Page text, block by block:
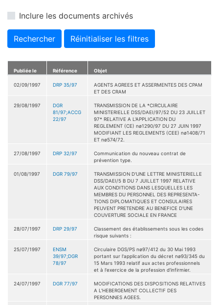
Inclure les documents archivés
Rechercher Réinitialiser les filtres
Publiée le Référence Objet
02/09/1997 DRP 35/97
AGENTS AGREES ET ASSERMENTES DES CPAM
ET DES CRAM
29/08/1997
DGR
81/97;ACCG
22/97
TRANSMISSION DE LA *CIRCULAIRE
MINISTERIELLE DSS/DAEI/97/52 DU 23 JUILLET
97* RELATIVE A L'APPLICATION DU
REGLEMENT (CE) nø1290/97 DU 27 JUIN 1997
MODIFIANT LES REGLEMENTS (CEE) nø1408/71
ET nø574/72.
27/08/1997 DRP 32/97
Communication du nouveau contrat de
prévention type.
01/08/1997 DGR 79/97
TRANSMISSION D'UNE LETTRE MINISTERIELLE
DSS/DAEI/5 B DU 7 JUILLET 1997 RELATIVE
AUX CONDITIONS DANS LESQUELLES LES
MEMBRES DU PERSONNEL DES REPRESENTA-
TIONS DIPLOMATIQUES ET CONSULAIRES
PEUVENT PRETENDRE AU BENEFICE D'UNE
COUVERTURE SOCIALE EN FRANCE
28/07/1997 DRP 29/97
Classement des établissements sous les codes
risque suivants :
25/07/1997
ENSM
39/97;DGR
78/97
Circulaire DGS/PS nø97/412 du 30 Mai 1993
portant sur l'application du décret nø93/345 du
15 Mars 1993 relatif aux actes professionnels
et à l'exercice de la profession d'infirmier.
24/07/1997 DGR 77/97
MODIFICATIONS DES DISPOSITIONS RELATIVES
A L'HEBERGEMENT COLLECTIF DES
PERSONNES AGEES.